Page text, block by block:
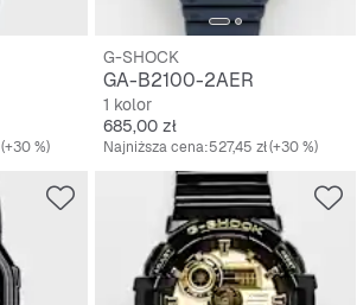
(+30 %)
G-SHOCK
GA-B2100-2AER
1 kolor
Cena
685,00 zł
Najniższa cena:527,45 zł(+30 %)